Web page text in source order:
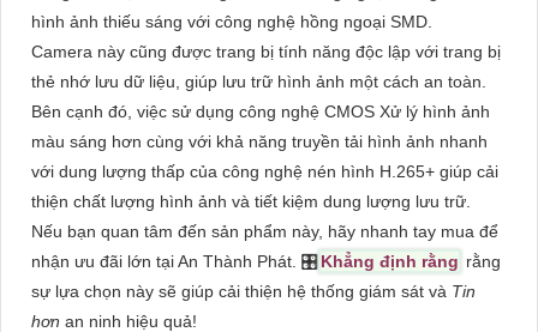
hình ảnh thiếu sáng với công nghệ hồng ngoại SMD.
Camera này cũng được trang bị tính năng độc lập với trang bị
thẻ nhớ lưu dữ liệu, giúp lưu trữ hình ảnh một cách an toàn.
Bên cạnh đó, việc sử dụng công nghệ CMOS Xử lý hình ảnh
màu sáng hơn cùng với khả năng truyền tải hình ảnh nhanh
với dung lượng thấp của công nghệ nén hình H.265+ giúp cải
thiện chất lượng hình ảnh và tiết kiệm dung lượng lưu trữ.
Nếu bạn quan tâm đến sản phẩm này, hãy nhanh tay mua để
nhận ưu đãi lớn tại An Thành Phát. 🎛Khẳng định rằng rằng
sự lựa chọn này sẽ giúp cải thiện hệ thống giám sát và Tin
hơn an ninh hiệu quả!